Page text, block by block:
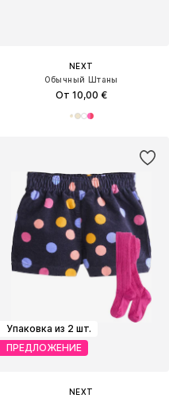
NEXT
Обычный Штаны
От 10,00 €
Упаковка из 2 шт.
ПРЕДЛОЖЕНИЕ
NEXT